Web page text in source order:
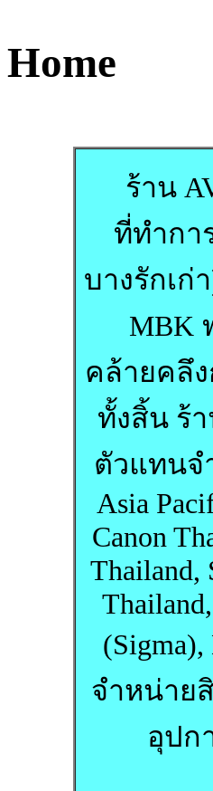
Home
ร้าน
ที่ทำกา
บางรักเก่
MBK
คล้ายคลึ
ทั้งสิ้น ร้
ตัวแทนจ
Asia
Canon
Thailand,
จำหน่าย
อุปก